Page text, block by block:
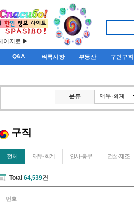
이지로 ▶
Q&A 벼룩시장 부동산 구인구직
분류 재무·회계
구직
전체 재무·회계 인사·총무 건설·제조
Total 64,539건
번호